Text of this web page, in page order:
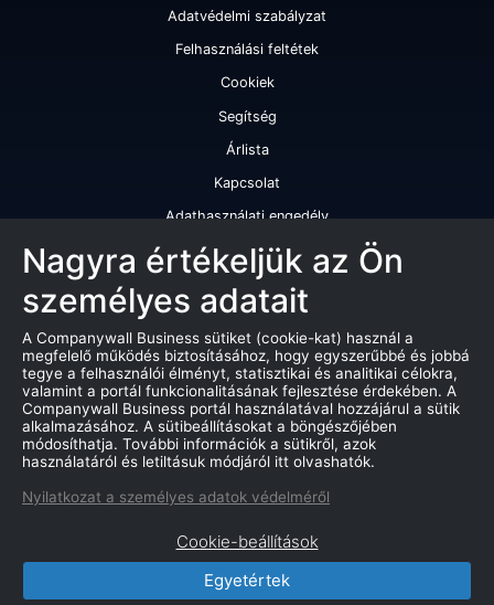
Adatvédelmi szabályzat
Felhasználási feltétek
Cookiek
Segítség
Árlista
Kapcsolat
Adathasználati engedély
Szolgáltatásaink
Cégminősítés
Cégminősítési riport
Kiváló cégminősítési tanúsítvány
Termékek
Companywall Business - Adattovábbítási szerződés
Marketing adatbázis
Nagyra értékeljük az Ön
személyes adatait
A Companywall Business sütiket (cookie-kat) használ a
megfelelő működés biztosításához, hogy egyszerűbbé és jobbá
tegye a felhasználói élményt, statisztikai és analitikai célokra,
valamint a portál funkcionalitásának fejlesztése érdekében. A
Companywall Business portál használatával hozzájárul a sütik
alkalmazásához. A sütibeállításokat a böngészőjében
módosíthatja. További információk a sütikről, azok
használatáról és letiltásuk módjáról itt olvashatók.
Nyilatkozat a személyes adatok védelméről
Cookie-beállítások
Egyetértek